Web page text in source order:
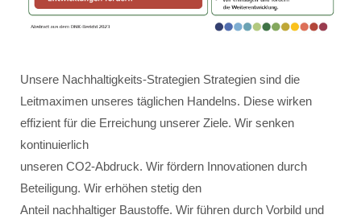
Unsere Nachhaltigkeits-Strategien Strategien sind die
Leitmaximen unseres täglichen Handelns. Diese wirken
effizient für die Erreichung unserer Ziele. Wir senken
kontinuierlich
unseren CO2-Abdruck. Wir fördern Innovationen durch
Beteiligung. Wir erhöhen stetig den
Anteil nachhaltiger Baustoffe. Wir führen durch Vorbild und